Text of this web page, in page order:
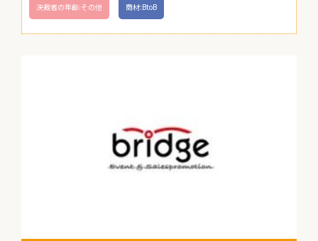
決裁者の年齢:その他 商材:BtoB